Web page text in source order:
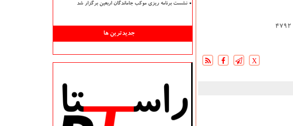
4792
X
نشست برنامه ریزی موکب جاماندگان اربعین برگزار شد
جدیدترین ها